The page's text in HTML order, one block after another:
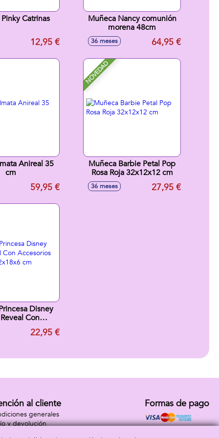
Catrinas
12,95 €
Muñeca Nancy comunión
morena 48cm
36 meses 64,95 €
Anireal 35
cm
59,95 €
NOVEDAD
Muñeca Barbie Petal Pop
Rosa Roja 32x12x12 cm
36 meses 27,95 €
Disney
Con
cm
22,95 €
al cliente
generales
y devolución
Formas de pago